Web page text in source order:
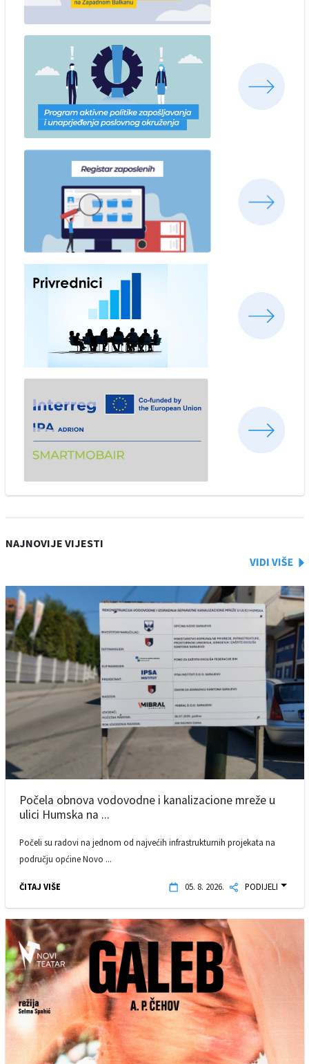
NAJNOVIJE VIJESTI
Počela obnova vodovodne i kanalizacione mreže u
ulici Humska na ...
Počeli su radovi na jednom od najvećih infrastrukturnih projekata na
području općine Novo ...
ČITAJ VIŠE 05. 8. 2026. PODIJELI